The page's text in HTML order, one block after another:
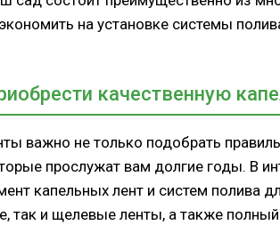
на установке системы
качественную
важно не только подобрать
прослужат вам долгие годы. В
капельных лент и систем полива
так и щелевые ленты, а также